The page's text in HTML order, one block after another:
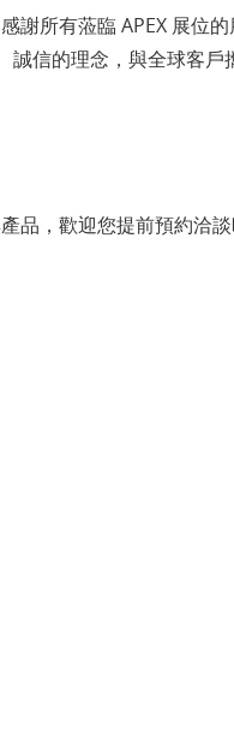
謝所有蒞臨 APEX 展位
信的理念，與全球客戶
品，歡迎您提前預約洽